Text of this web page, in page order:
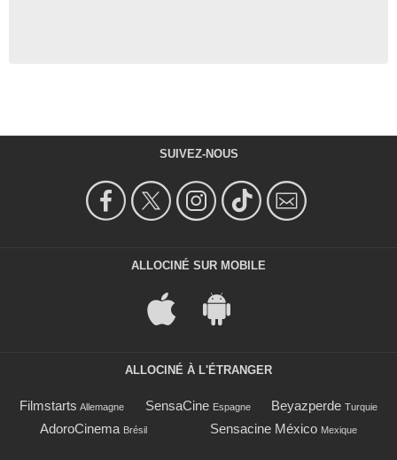
SUIVEZ-NOUS
ALLOCINÉ SUR MOBILE
ALLOCINÉ À L'ÉTRANGER
Filmstarts Allemagne SensaCine Espagne Beyazperde Turquie
AdoroCinema Brésil Sensacine México Mexique